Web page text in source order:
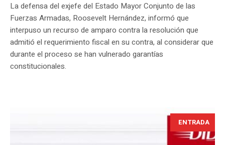
La defensa del exjefe del Estado Mayor Conjunto de las
Fuerzas Armadas, Roosevelt Hernández, informó que
interpuso un recurso de amparo contra la resolución que
admitió el requerimiento fiscal en su contra, al considerar que
durante el proceso se han vulnerado garantías
constitucionales.
ENTRADA